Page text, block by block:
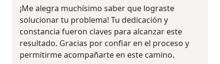
¡Me alegra muchísimo saber que lograste
solucionar tu problema! Tu dedicación y
constancia fueron claves para alcanzar este
resultado. Gracias por confiar en el proceso y
permitirme acompañarte en este camino.